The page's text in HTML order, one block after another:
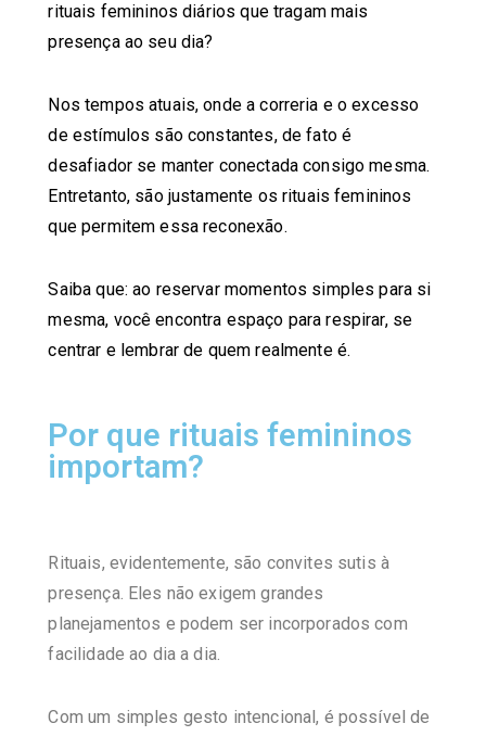
rituais femininos diários que tragam mais
presença ao seu dia?
Nos tempos atuais, onde a correria e o excesso
de estímulos são constantes, de fato é
desafiador se manter conectada consigo mesma.
Entretanto, são justamente os rituais femininos
que permitem essa reconexão.
Saiba que: ao reservar momentos simples para si
mesma, você encontra espaço para respirar, se
centrar e lembrar de quem realmente é.
Por que rituais femininos
importam?
Rituais, evidentemente, são convites sutis à
presença. Eles não exigem grandes
planejamentos e podem ser incorporados com
facilidade ao dia a dia.
Com um simples gesto intencional, é possível de